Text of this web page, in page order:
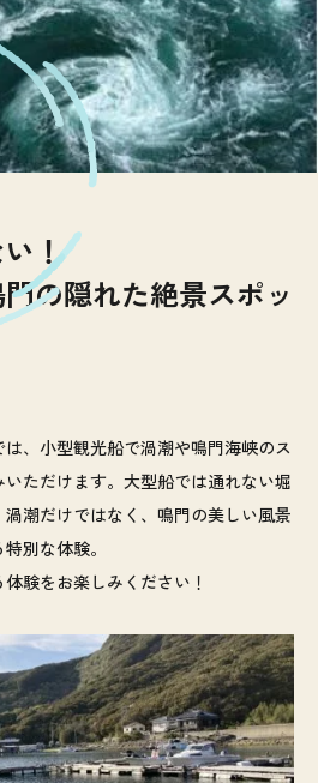
！
の隠れた絶景スポッ
、小型観光船で渦潮や鳴門海峡のス
ただけます。大型船では通れない堀
潮だけではなく、鳴門の美しい風景
別な体験。
験をお楽しみください！